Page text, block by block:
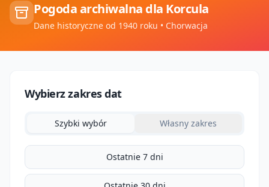
Pogoda archiwalna dla Korcula
Dane historyczne od 1940 roku • Chorwacja
Wybierz zakres dat
Szybki wybór Własny zakres
Ostatnie 7 dni